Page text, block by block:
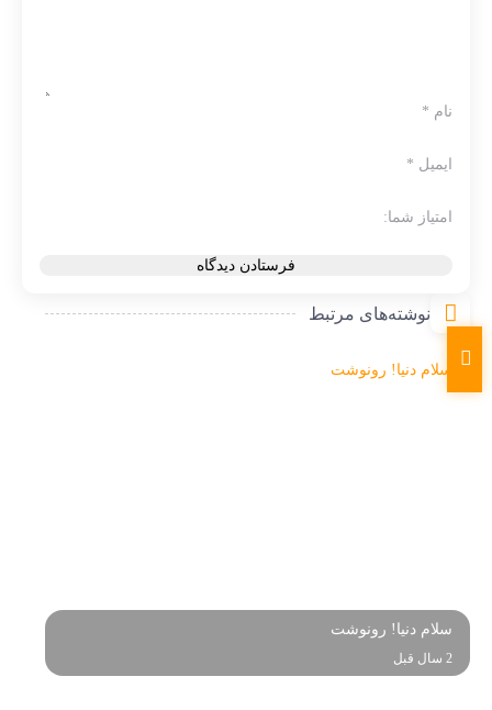
نام *
ایمیل *
امتیاز شما:
نوشته‌های مرتبط
سلام دنیا! رونوشت
2 سال قبل